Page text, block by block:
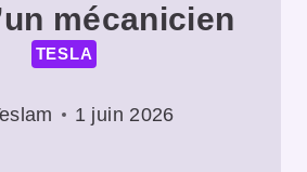
mécanicien
TESLA
1 juin 2026